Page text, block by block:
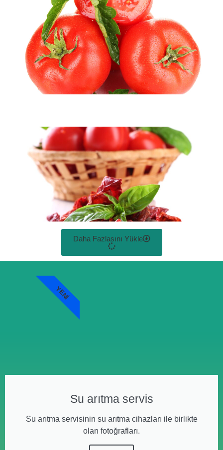
Daha Fazlasını Yükle
Su arıtma servis
Su arıtma servisinin su arıtma cihazları ile birlikte
olan fotoğrafları.
YENI